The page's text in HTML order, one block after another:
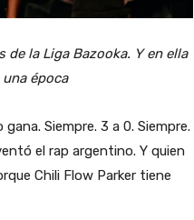
la Liga Bazooka. Y en ella
época
Siempre. 3 a 0. Siempre.
el rap argentino. Y quien
Chili Flow Parker tiene